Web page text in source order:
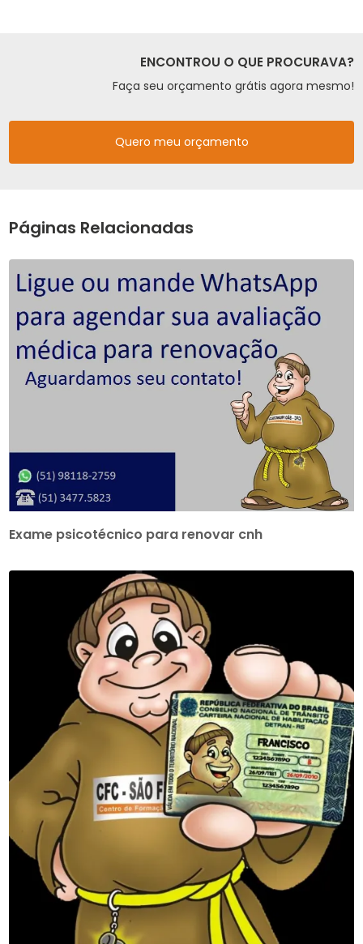
ENCONTROU O QUE PROCURAVA?
Faça seu orçamento grátis agora mesmo!
Quero meu orçamento
Páginas Relacionadas
Exame psicotécnico para renovar cnh